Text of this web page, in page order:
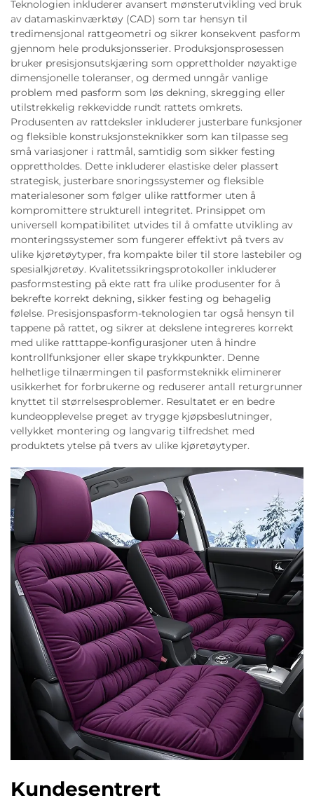
Teknologien inkluderer avansert mønsterutvikling ved bruk
av datamaskinværktøy (CAD) som tar hensyn til
tredimensjonal rattgeometri og sikrer konsekvent pasform
gjennom hele produksjonsserier. Produksjonsprosessen
bruker presisjonsutskjæring som opprettholder nøyaktige
dimensjonelle toleranser, og dermed unngår vanlige
problem med pasform som løs dekning, skregging eller
utilstrekkelig rekkevidde rundt rattets omkrets.
Produsenten av rattdeksler inkluderer justerbare funksjoner
og fleksible konstruksjonsteknikker som kan tilpasse seg
små variasjoner i rattmål, samtidig som sikker festing
opprettholdes. Dette inkluderer elastiske deler plassert
strategisk, justerbare snoringssystemer og fleksible
materialesoner som følger ulike rattformer uten å
kompromittere strukturell integritet. Prinsippet om
universell kompatibilitet utvides til å omfatte utvikling av
monteringssystemer som fungerer effektivt på tvers av
ulike kjøretøytyper, fra kompakte biler til store lastebiler og
spesialkjøretøy. Kvalitetssikringsprotokoller inkluderer
pasformstesting på ekte ratt fra ulike produsenter for å
bekrefte korrekt dekning, sikker festing og behagelig
følelse. Presisjonspasform-teknologien tar også hensyn til
tappene på rattet, og sikrer at dekslene integreres korrekt
med ulike ratttappe-konfigurasjoner uten å hindre
kontrollfunksjoner eller skape trykkpunkter. Denne
helhetlige tilnærmingen til pasformsteknikk eliminerer
usikkerhet for forbrukerne og reduserer antall returgrunner
knyttet til størrelsesproblemer. Resultatet er en bedre
kundeopplevelse preget av trygge kjøpsbeslutninger,
vellykket montering og langvarig tilfredshet med
produktets ytelse på tvers av ulike kjøretøytyper.
Kundesentrert